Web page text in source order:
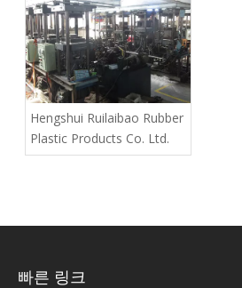
Hengshui Ruilaibao Rubber
Plastic Products Co. Ltd.
빠른 링크